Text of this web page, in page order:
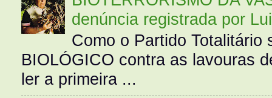
denúncia registrada por
Como o Partido Totalitário
BIOLÓGICO contra as lavouras
ler a primeira ...